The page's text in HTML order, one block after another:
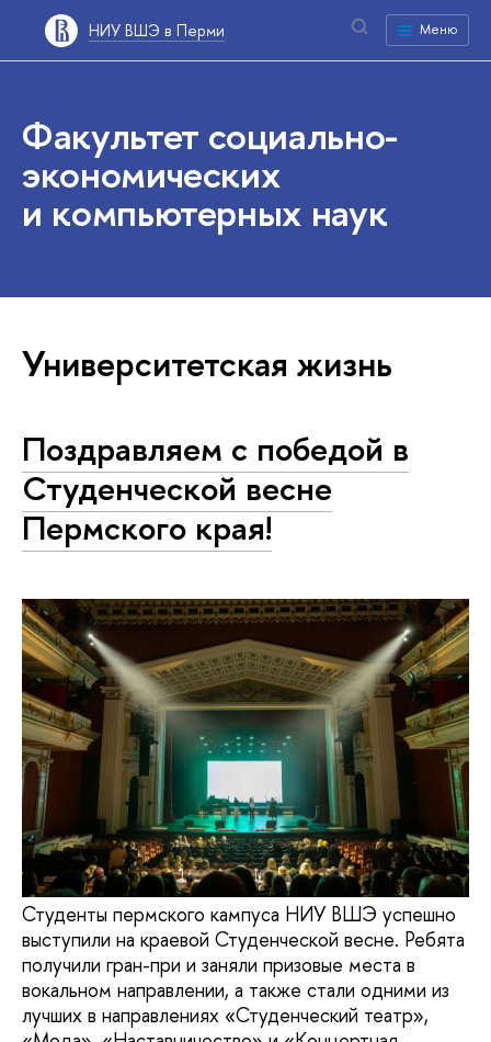
НИУ ВШЭ в Перми Меню
Факультет социально-
экономических
и компьютерных наук
Университетская жизнь
Поздравляем с победой в
Студенческой весне
Пермского края!
Студенты пермского кампуса НИУ ВШЭ успешно
выступили на краевой Студенческой весне. Ребята
получили гран-при и заняли призовые места в
вокальном направлении, а также стали одними из
лучших в направлениях «Студенческий театр»,